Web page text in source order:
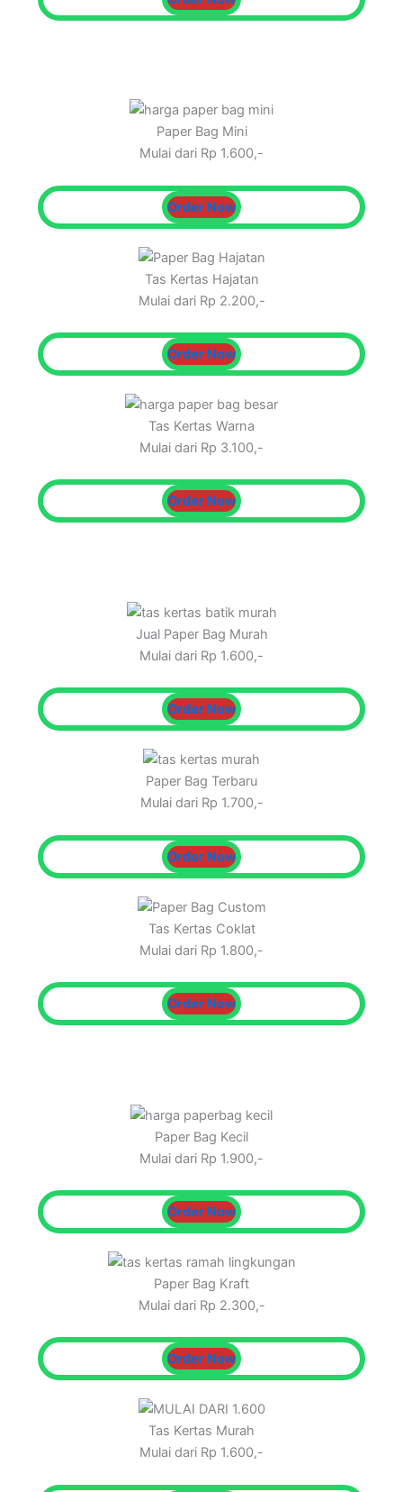
Paper Bag Mini
Mulai dari Rp 1.600,-
Order Now
Tas Kertas Hajatan
Mulai dari Rp 2.200,-
Order Now
Tas Kertas Warna
Mulai dari Rp 3.100,-
Order Now
Jual Paper Bag Murah
Mulai dari Rp 1.600,-
Order Now
Paper Bag Terbaru
Mulai dari Rp 1.700,-
Order Now
Tas Kertas Coklat
Mulai dari Rp 1.800,-
Order Now
Paper Bag Kecil
Mulai dari Rp 1.900,-
Order Now
Paper Bag Kraft
Mulai dari Rp 2.300,-
Order Now
Tas Kertas Murah
Mulai dari Rp 1.600,-